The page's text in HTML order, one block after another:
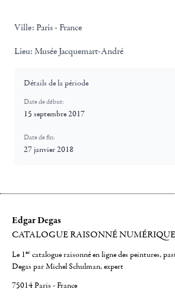
Ville: Paris - France
Lieu: Musée Jacquemart-André
Détails de la période
Date de début:
15 septembre 2017
Date de fin:
27 janvier 2018
Edgar Degas
CATALOGUE RAISONNÉ NUMÉRIQUE
Le 1er catalogue raisonné en ligne des peintures,
Degas par Michel Schulman, expert
75014 Paris - France